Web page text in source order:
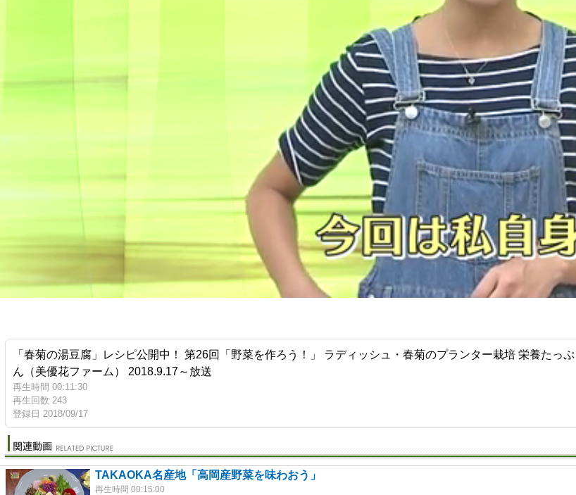
「春菊の湯豆腐」レシピ公開中！ 第26回「野菜を作ろう！」 ラディッシュ・春菊のプランター栽培 栄養たっ
ん（美優花ファーム） 2018.9.17～放送
再生時間 00:11:30
再生回数 243
登録日 2018/09/17
TAKAOKA名産地「高岡産野菜を味わおう」
再生時間 00:15:00